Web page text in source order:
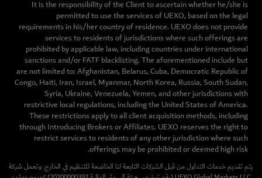
It is the responsibility of the Client to ascertain whether he/she is
permitted to use the services of UEXO, based on the legal
requirements in his/her country of residence. UEXO does not provide
services to residents of jurisdictions where such offerings are
prohibited by applicable law, including countries under international
sanctions and/or FATF blacklisting. The aforementioned include but
are not limited to: Afghanistan, Belarus, Cuba, Democratic Republic of
Congo, Haiti, Iran, Israel, Myanmar, North Korea, Russia, South Sudan,
Syria, Ukraine, Venezuela, Yemen, and other jurisdictions with
restrictive local regulations, including the United States of America.
These restrictions apply to all client acquisition methods, including
through Introducing Brokers or Affiliates. UEXO reserves the right to
restrict services to residents of any other jurisdiction where such
offerings may be prohibited or deemed high risk.
The UEXO brand is authorised and regulated in various jurisdictions.
يتم تقديم خدمات التداول من قبل الشركات التابعة لنا الخاضعة للتنظيم في الخارج. وتعمل شركة